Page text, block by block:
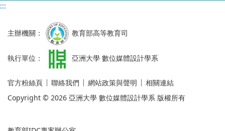
:::
主辦機關： 教育部高等教育司
執行單位： 亞洲大學 數位媒體設計學系
官方粉絲頁 聯絡我們 網站政策與聲明
相關連結
Copyright © 2026 亞洲大學 數位媒體設計學系 版權所有